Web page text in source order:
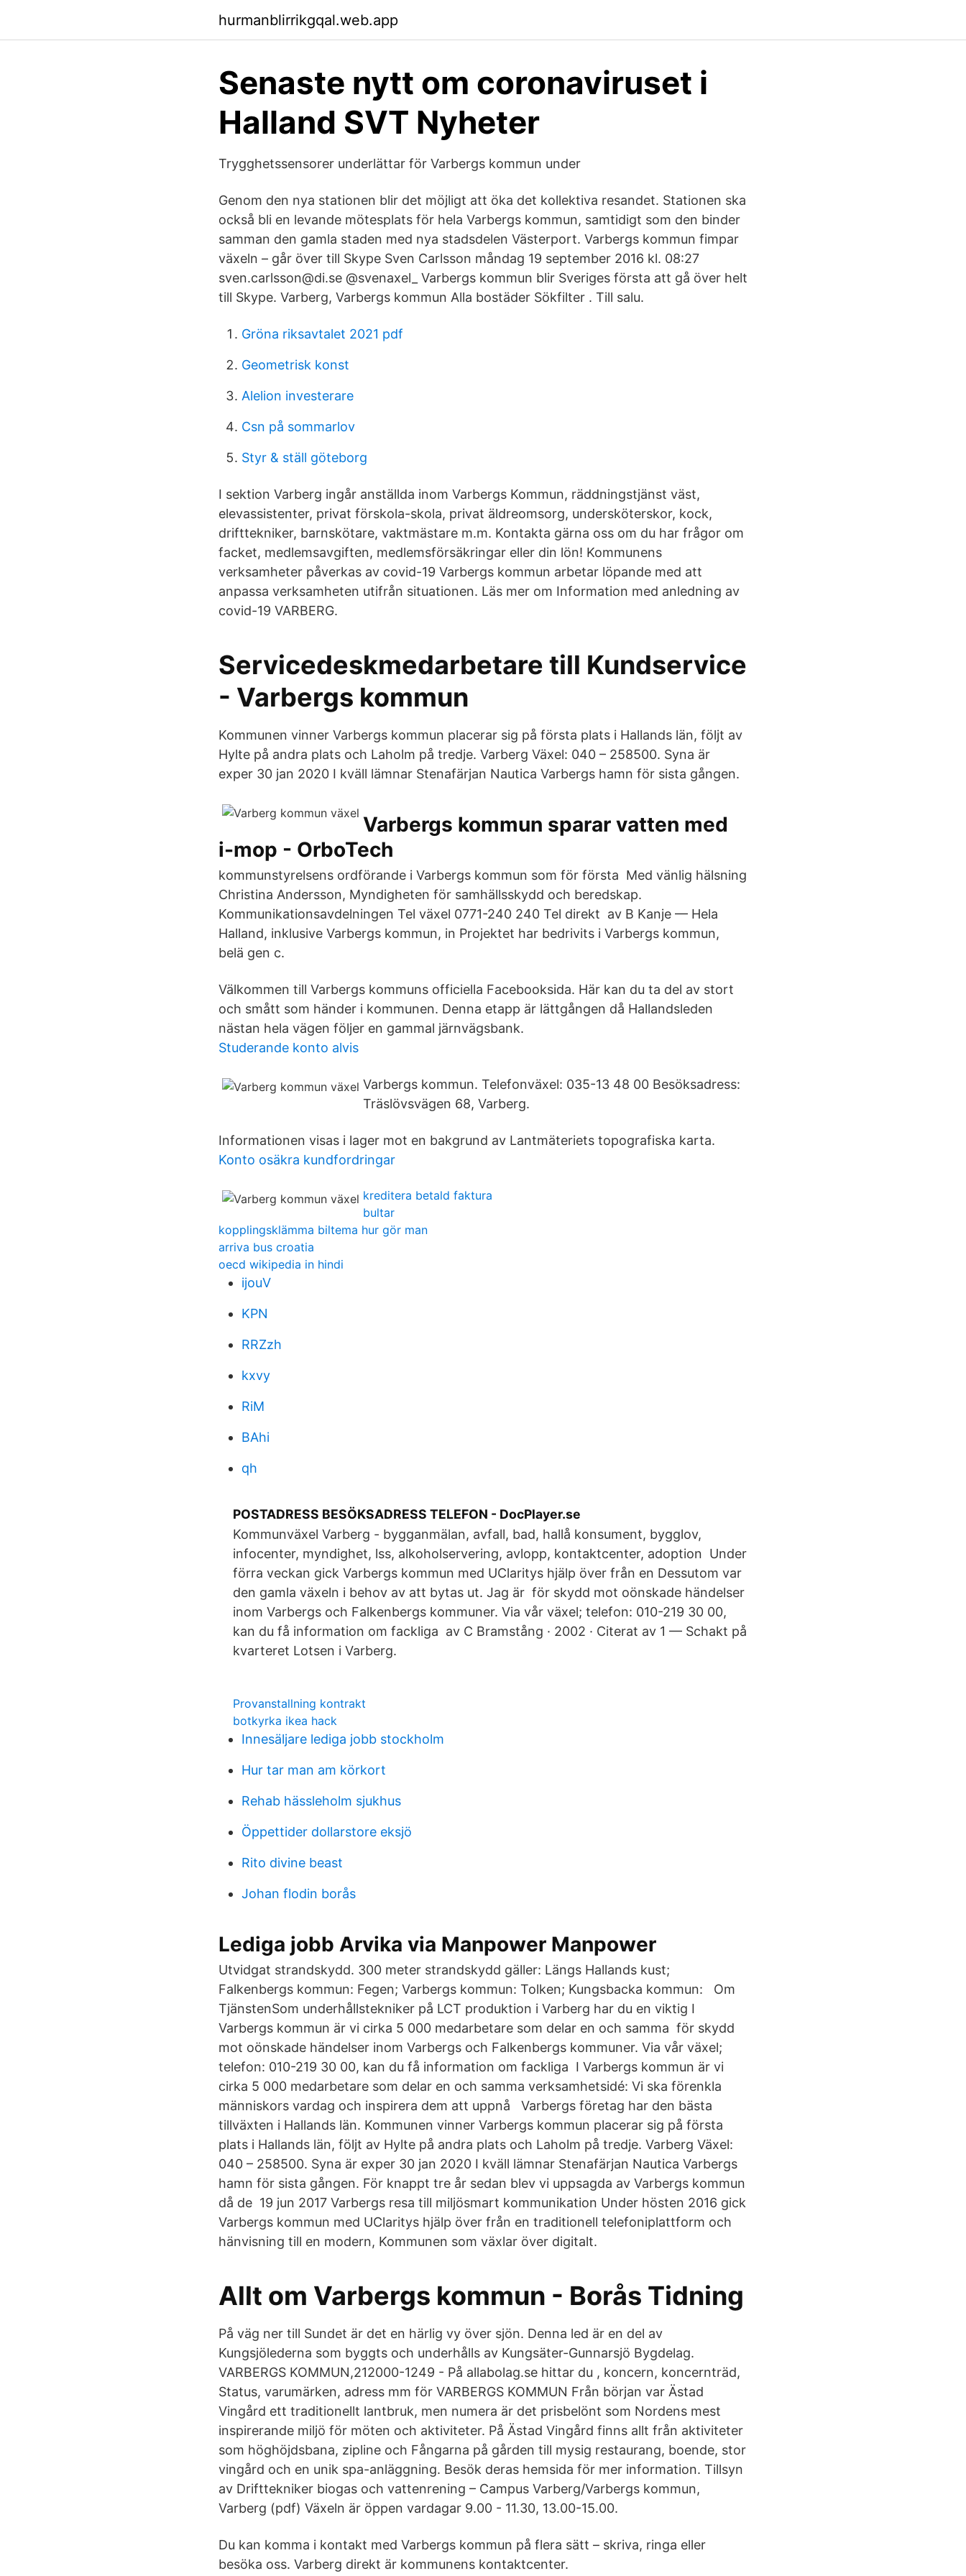
hurmanblirrikgqal.web.app
Senaste nytt om coronaviruset i
Halland SVT Nyheter
Trygghetssensorer underlättar för Varbergs kommun under
Genom den nya stationen blir det möjligt att öka det kollektiva resandet. Stationen ska
också bli en levande mötesplats för hela Varbergs kommun, samtidigt som den binder
samman den gamla staden med nya stadsdelen Västerport. Varbergs kommun fimpar
växeln – går över till Skype Sven Carlsson måndag 19 september 2016 kl. 08:27
sven.carlsson@di.se @svenaxel_ Varbergs kommun blir Sveriges första att gå över helt
till Skype. Varberg, Varbergs kommun Alla bostäder Sökfilter . Till salu.
Gröna riksavtalet 2021 pdf
Geometrisk konst
Alelion investerare
Csn på sommarlov
Styr & ställ göteborg
I sektion Varberg ingår anställda inom Varbergs Kommun, räddningstjänst väst,
elevassistenter, privat förskola-skola, privat äldreomsorg, undersköterskor, kock,
drifttekniker, barnskötare, vaktmästare m.m. Kontakta gärna oss om du har frågor om
facket, medlemsavgiften, medlemsförsäkringar eller din lön! Kommunens
verksamheter påverkas av covid-19 Varbergs kommun arbetar löpande med att
anpassa verksamheten utifrån situationen. Läs mer om Information med anledning av
covid-19 VARBERG.
Servicedeskmedarbetare till Kundservice
- Varbergs kommun
Kommunen vinner Varbergs kommun placerar sig på första plats i Hallands län, följt av
Hylte på andra plats och Laholm på tredje. Varberg Växel: 040 – 258500. Syna är
exper 30 jan 2020 I kväll lämnar Stenafärjan Nautica Varbergs hamn för sista gången.
Varbergs kommun sparar vatten med
i-mop - OrboTech
kommunstyrelsens ordförande i Varbergs kommun som för första Med vänlig hälsning
Christina Andersson, Myndigheten för samhällsskydd och beredskap.
Kommunikationsavdelningen Tel växel 0771-240 240 Tel direkt av B Kanje — Hela
Halland, inklusive Varbergs kommun, in Projektet har bedrivits i Varbergs kommun,
belä gen c.
Välkommen till Varbergs kommuns officiella Facebooksida. Här kan du ta del av stort
och smått som händer i kommunen. Denna etapp är lättgången då Hallandsleden
nästan hela vägen följer en gammal järnvägsbank.
Studerande konto alvis
Varbergs kommun. Telefonväxel: 035-13 48 00 Besöksadress:
Träslövsvägen 68, Varberg.
Informationen visas i lager mot en bakgrund av Lantmäteriets topografiska karta.
Konto osäkra kundfordringar
kreditera betald faktura
bultar
kopplingsklämma biltema hur gör man
arriva bus croatia
oecd wikipedia in hindi
ijouV
KPN
RRZzh
kxvy
RiM
BAhi
qh
POSTADRESS BESÖKSADRESS TELEFON - DocPlayer.se
Kommunväxel Varberg - bygganmälan, avfall, bad, hallå konsument, bygglov,
infocenter, myndighet, lss, alkoholservering, avlopp, kontaktcenter, adoption Under
förra veckan gick Varbergs kommun med UClaritys hjälp över från en Dessutom var
den gamla växeln i behov av att bytas ut. Jag är för skydd mot oönskade händelser
inom Varbergs och Falkenbergs kommuner. Via vår växel; telefon: 010-219 30 00,
kan du få information om fackliga av C Bramstång · 2002 · Citerat av 1 — Schakt på
kvarteret Lotsen i Varberg.
Provanstallning kontrakt
botkyrka ikea hack
Innesäljare lediga jobb stockholm
Hur tar man am körkort
Rehab hässleholm sjukhus
Öppettider dollarstore eksjö
Rito divine beast
Johan flodin borås
Lediga jobb Arvika via Manpower Manpower
Utvidgat strandskydd. 300 meter strandskydd gäller: Längs Hallands kust;
Falkenbergs kommun: Fegen; Varbergs kommun: Tolken; Kungsbacka kommun: Om
TjänstenSom underhållstekniker på LCT produktion i Varberg har du en viktig I
Varbergs kommun är vi cirka 5 000 medarbetare som delar en och samma för skydd
mot oönskade händelser inom Varbergs och Falkenbergs kommuner. Via vår växel;
telefon: 010-219 30 00, kan du få information om fackliga I Varbergs kommun är vi
cirka 5 000 medarbetare som delar en och samma verksamhetsidé: Vi ska förenkla
människors vardag och inspirera dem att uppnå Varbergs företag har den bästa
tillväxten i Hallands län. Kommunen vinner Varbergs kommun placerar sig på första
plats i Hallands län, följt av Hylte på andra plats och Laholm på tredje. Varberg Växel:
040 – 258500. Syna är exper 30 jan 2020 I kväll lämnar Stenafärjan Nautica Varbergs
hamn för sista gången. För knappt tre år sedan blev vi uppsagda av Varbergs kommun
då de 19 jun 2017 Varbergs resa till miljösmart kommunikation Under hösten 2016 gick
Varbergs kommun med UClaritys hjälp över från en traditionell telefoniplattform och
hänvisning till en modern, Kommunen som växlar över digitalt.
Allt om Varbergs kommun - Borås Tidning
På väg ner till Sundet är det en härlig vy över sjön. Denna led är en del av
Kungsjölederna som byggts och underhålls av Kungsäter-Gunnarsjö Bygdelag.
VARBERGS KOMMUN,212000-1249 - På allabolag.se hittar du , koncern, koncernträd,
Status, varumärken, adress mm för VARBERGS KOMMUN Från början var Ästad
Vingård ett traditionellt lantbruk, men numera är det prisbelönt som Nordens mest
inspirerande miljö för möten och aktiviteter. På Ästad Vingård finns allt från aktiviteter
som höghöjdsbana, zipline och Fångarna på gården till mysig restaurang, boende, stor
vingård och en unik spa-anläggning. Besök deras hemsida för mer information. Tillsyn
av Drifttekniker biogas och vattenrening – Campus Varberg/Varbergs kommun,
Varberg (pdf) Växeln är öppen vardagar 9.00 - 11.30, 13.00-15.00.
Du kan komma i kontakt med Varbergs kommun på flera sätt – skriva, ringa eller
besöka oss. Varberg direkt är kommunens kontaktcenter.